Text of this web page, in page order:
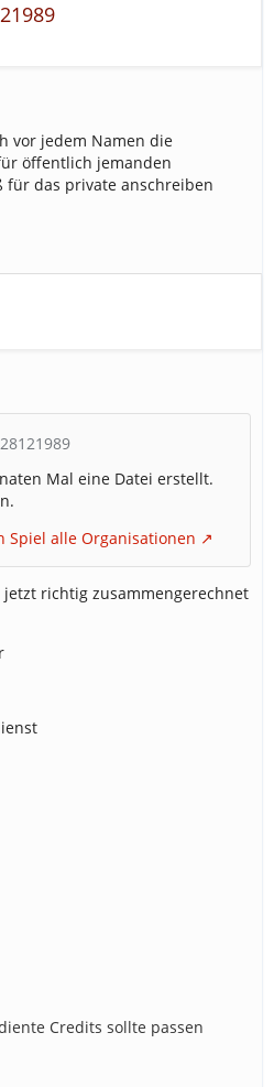
vor jedem Namen die
öffentlich jemanden
für das private anschreiben
Mal eine Datei erstellt.
Spiel alle Organisationen
richtig zusammengerechnet
Credits sollte passen